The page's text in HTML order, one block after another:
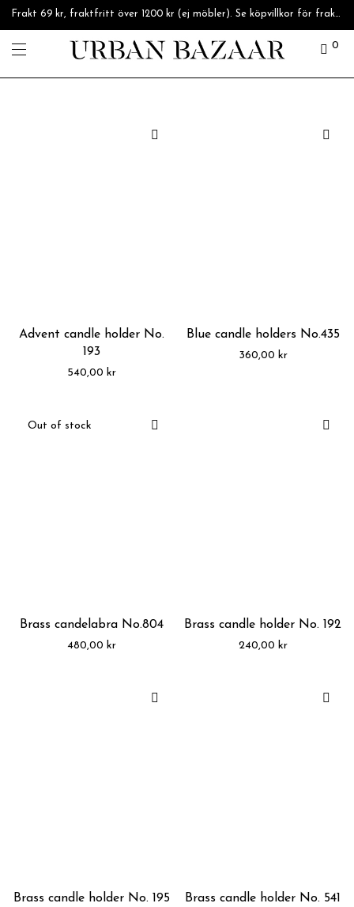
Frakt 69 kr, fraktfritt över 1200 kr (ej möbler). Se köpvillkor för fraktpriser.
0
Advent candle holder No.
193
540,00 kr
Blue candle holders No.435
360,00 kr
Brass candelabra No.804
480,00 kr
Brass candle holder No. 192
240,00 kr
Brass candle holder No. 195 Brass candle holder No. 541